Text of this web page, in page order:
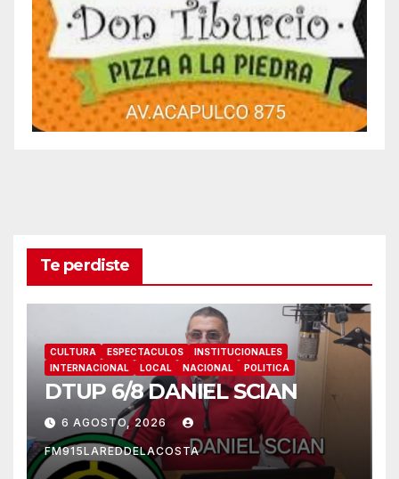
Te perdiste
CULTURA ESPECTACULOS
INSTITUCIONALES
INTERNACIONAL
LOCAL NACIONAL POLITICA
DTUP 6/8 DANIEL SCIAN
6 AGOSTO, 2026
FM915LAREDDELACOSTA